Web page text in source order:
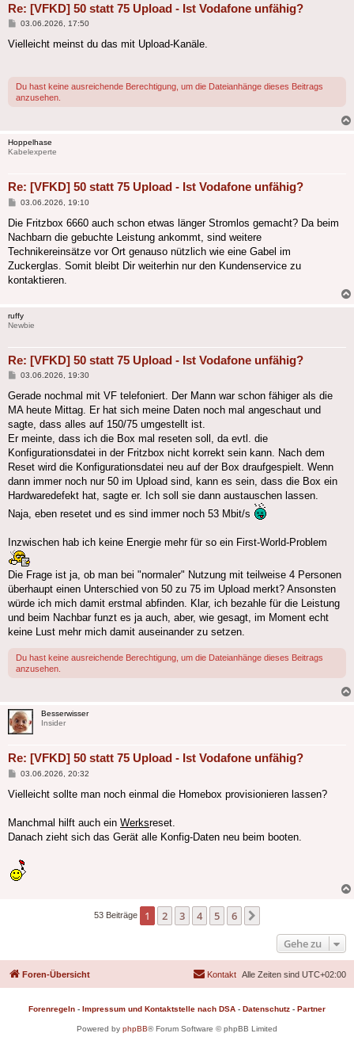
Re: [VFKD] 50 statt 75 Upload - Ist Vodafone unfähig?
Beitrag
03.06.2026, 17:50
Vielleicht meinst du das mit Upload-Kanäle.
Du hast keine ausreichende Berechtigung, um die Dateianhänge dieses Beitrags
anzusehen.
Hoppelhase
Kabelexperte
Re: [VFKD] 50 statt 75 Upload - Ist Vodafone unfähig?
Beitrag
03.06.2026, 19:10
Die Fritzbox 6660 auch schon etwas länger Stromlos gemacht? Da beim
Nachbarn die gebuchte Leistung ankommt, sind weitere
Technikereinsätze vor Ort genauso nützlich wie eine Gabel im
Zuckerglas. Somit bleibt Dir weiterhin nur den Kundenservice zu
kontaktieren.
ruffy
Newbie
Re: [VFKD] 50 statt 75 Upload - Ist Vodafone unfähig?
Beitrag
03.06.2026, 19:30
Gerade nochmal mit VF telefoniert. Der Mann war schon fähiger als die
MA heute Mittag. Er hat sich meine Daten noch mal angeschaut und
sagte, dass alles auf 150/75 umgestellt ist.
Er meinte, dass ich die Box mal reseten soll, da evtl. die
Konfigurationsdatei in der Fritzbox nicht korrekt sein kann. Nach dem
Reset wird die Konfigurationsdatei neu auf der Box draufgespielt. Wenn
dann immer noch nur 50 im Upload sind, kann es sein, dass die Box ein
Hardwaredefekt hat, sagte er. Ich soll sie dann austauschen lassen.
Naja, eben resetet und es sind immer noch 53 Mbit/s
Inzwischen hab ich keine Energie mehr für so ein First-World-Problem
Die Frage ist ja, ob man bei "normaler" Nutzung mit teilweise 4 Personen
überhaupt einen Unterschied von 50 zu 75 im Upload merkt? Ansonsten
würde ich mich damit erstmal abfinden. Klar, ich bezahle für die Leistung
und beim Nachbar funzt es ja auch, aber, wie gesagt, im Moment echt
keine Lust mehr mich damit auseinander zu setzen.
Du hast keine ausreichende Berechtigung, um die Dateianhänge dieses Beitrags
anzusehen.
Besserwisser
Insider
Re: [VFKD] 50 statt 75 Upload - Ist Vodafone unfähig?
Beitrag
03.06.2026, 20:32
Vielleicht sollte man noch einmal die Homebox provisionieren lassen?
Manchmal hilft auch ein Werksreset.
Danach zieht sich das Gerät alle Konfig-Daten neu beim booten.
53 Beiträge 1 2 3 4 5 6
Gehe zu
Foren-Übersicht Alle Zeiten sind UTC+02:00
Kontakt
Forenregeln - Impressum und Kontaktstelle nach DSA - Datenschutz - Partner
Powered by phpBB® Forum Software © phpBB Limited